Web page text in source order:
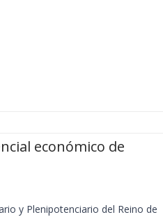
económico de
y Plenipotenciario del Reino de